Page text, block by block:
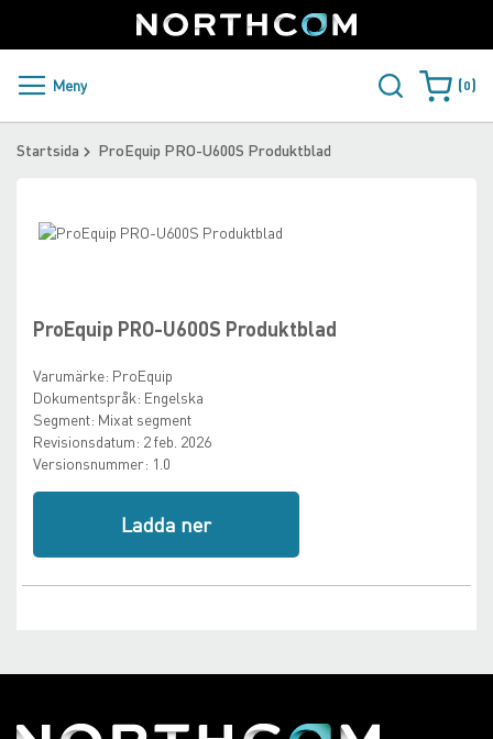
to
Content
Sweden
PRODUKTER OCH LÖSNINGAR
ÅTERFÖRSÄLJARE
Meny Varukorgen
0
Startsida ProEquip PRO-U600S Produktblad
ProEquip PRO-U600S Produktblad
Varumärke: ProEquip
Dokumentspråk: Engelska
Segment: Mixat segment
Revisionsdatum: 2 feb. 2026
Versionsnummer: 1.0
Ladda ner
Skip
of
the
gallery
beginning
of
images
gallery